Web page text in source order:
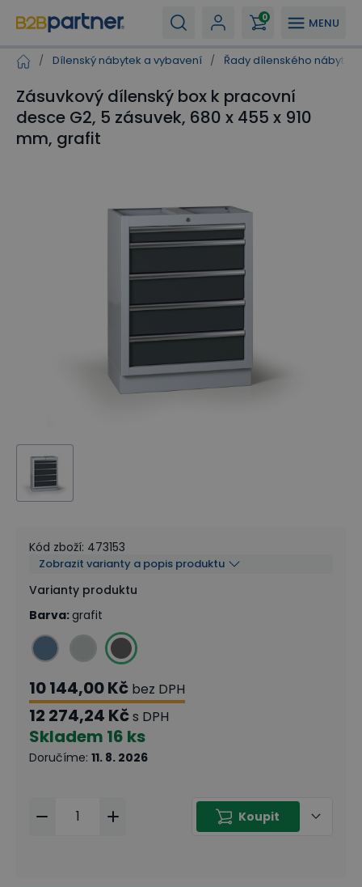
MENU
0
/ Dílenský nábytek a vybavení / Řady dílenského nábytku
Zásuvkový dílenský box k pracovní
desce G2, 5 zásuvek, 680 x 455 x 910
mm, grafit
Kód zboží: 473153
Zobrazit varianty a popis produktu
Varianty produktu
Barva: grafit
10 144,00 Kč bez DPH
12 274,24 Kčs DPH
Skladem 16 ks
Doručíme: 11. 8. 2026
Koupit